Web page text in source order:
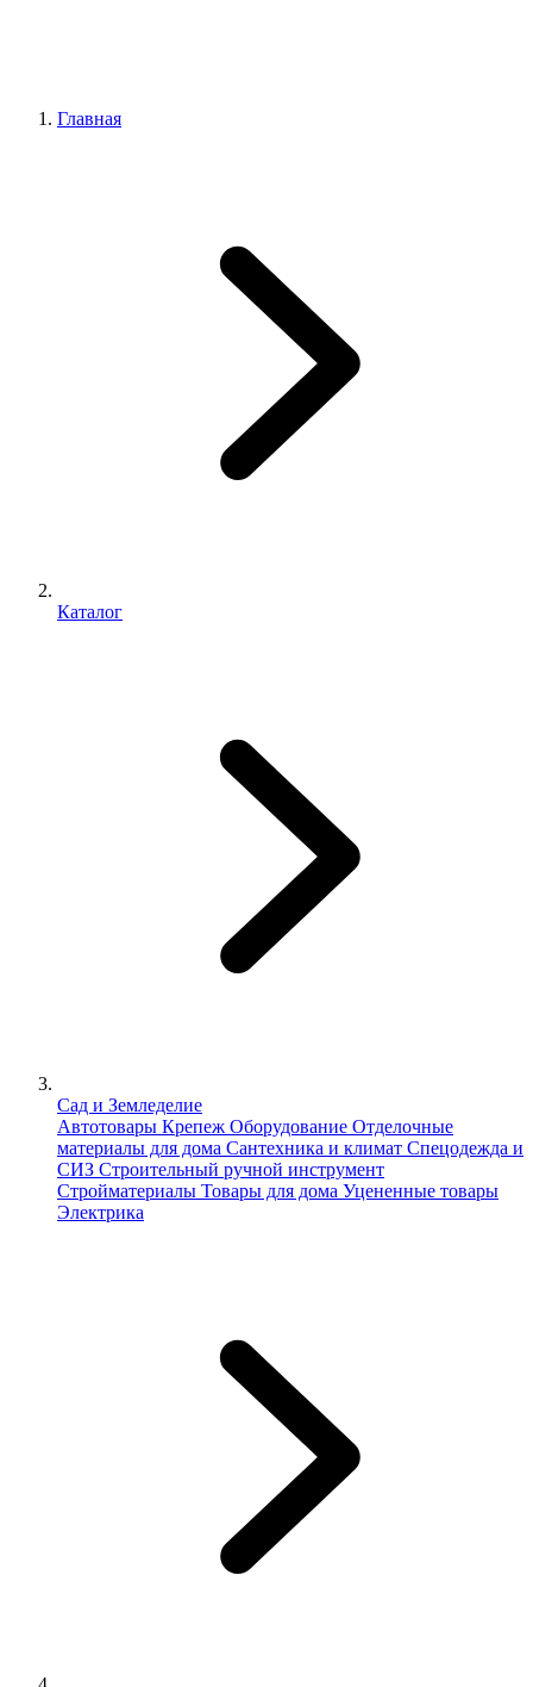
Главная
Каталог
Сад и Земледелие
Автотовары Крепеж Оборудование Отделочные
материалы для дома Сантехника и климат Спецодежда и
СИЗ Строительный ручной инструмент
Стройматериалы Товары для дома Уцененные товары
Электрика